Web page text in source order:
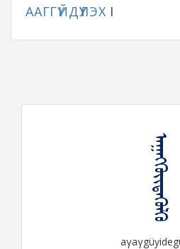
ААГГҮЙДҮҮЛЭХ I
ᠠᠭᠠᠭᠭᠦᠶᠢᠳᠡᠭᠦᠯᠬᠦ